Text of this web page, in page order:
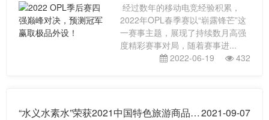
经过数年的移动电竞经验积累，
2022年OPL春季赛以“崭露锋芒”这
一赛事主题，展现了持续数月高强
度精彩赛事对局，随着赛事进...
2022-06-19
432
2021-09-07
“水义水素水”荣获2021中国特色旅游商品大赛金奖